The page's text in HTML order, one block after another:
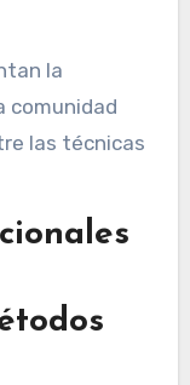
la
comunidad
las técnicas